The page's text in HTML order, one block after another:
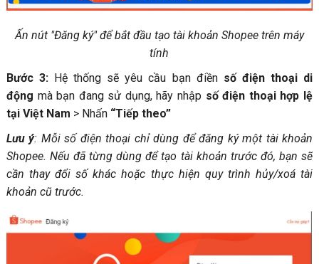
Ấn nút "Đăng ký" để bắt đầu tạo tài khoản Shopee trên máy
tính
Bước 3: Hệ thống sẽ yêu cầu bạn điền số điện thoại di
động mà bạn đang sử dụng, hãy nhập số điện thoại hợp lệ
tại Việt Nam > Nhấn “Tiếp theo”
Lưu ý: Mỗi số điện thoại chỉ dùng để đăng ký một tài khoản
Shopee. Nếu đã từng dùng để tạo tài khoản trước đó, bạn sẽ
cần thay đổi số khác hoặc thực hiện quy trình hủy/xoá tài
khoản cũ trước.